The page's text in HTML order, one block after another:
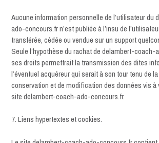
Aucune information personnelle de l’utilisateur du
ado-concours.fr n’est publiée à l’insu de
transférée, cédée ou vendue sur un support
Seule l’hypothèse du rachat de delambert-coach-
ses droits permettrait la transmission des dites
l’éventuel acquéreur qui serait à son tour tenu de
conservation et de modification des données vis à
site delambert-coach-ado-concours.fr.
7. Liens hypertextes et cookies.